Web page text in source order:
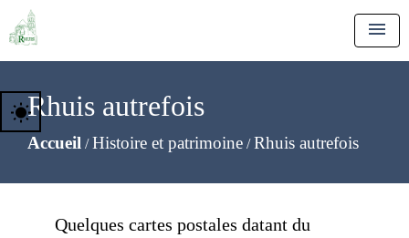
menu
Rhuis autrefois
Accueil /Histoire et patrimoine /Rhuis autrefois
wb_sunny
Quelques cartes postales datant du